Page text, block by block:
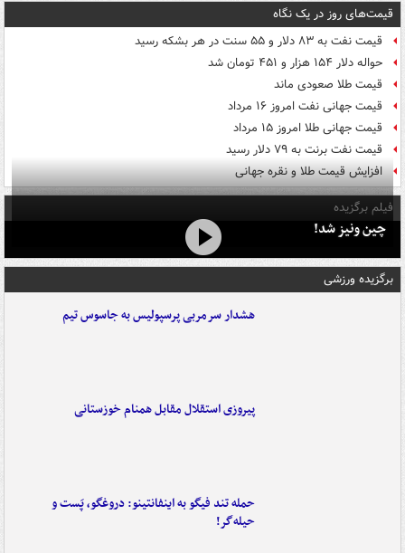
قیمت‌های روز در یک نگاه
قیمت نفت به ۸۳ دلار و ۵۵ سنت در هر بشکه رسید
حواله دلار ۱۵۴ هزار و ۴۵۱ تومان شد
قیمت طلا صعودی ماند
قیمت جهانی نفت امروز ۱۶ مرداد
قیمت جهانی طلا امروز ۱۵ مرداد
قیمت نفت برنت به ۷۹ دلار رسید
افزایش قیمت طلا و نقره جهانی
فیلم برگزیده
چین ونیز شد!
برگزیده ورزشی
هشدار سرمربی پرسپولیس به جاسوس تیم
پیروزی استقلال مقابل همنام خوزستانی
حمله تند فیگو به اینفانتینو: دروغگو، پَست‌ و
حیله‌گر!